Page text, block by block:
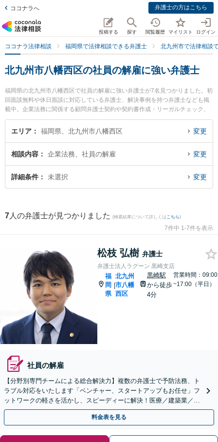
ココナラへ 弁護士の方はこちら
投稿する 探す 閲覧履歴 マイリスト ログイン
ココナラ法律相談 福岡県で法律相談できる弁護士 北九州市で法律相談
北九州市八幡西区の社員の解雇に強い弁護士
福岡県の北九州市八幡西区で社員の解雇に強い弁護士が7名見つかりました。初
回面談無料や休日面談に対応している弁護士、解決事例を持つ弁護士なども掲
載中。企業法務に関係する顧問弁護士契約や契約書作成・リーガルチェック、
雇用契約書・就業規則作成等の細かな分野での絞り込み検索もでき便利です。
特に弁護士法人ラグーン 黒崎支店の松枝 弘樹弁護士やおばら総合法律事務所の
間に発生した社員の解雇のトラブルを今すぐに弁護士に相談したい』『社員の
解雇のトラブル解決の実績豊富な近くの弁護士を検索したい』『初回相談無料
で社員の解雇を法律相談できる北九州市八幡西区内の弁護士に相談予約した
エリア 福岡県、北九州市八幡西区 変更
相談内容 企業法務、社員の解雇 変更
詳細条件 未選択 変更
7 人の弁護士が見つかりました (検索結果について詳しくは こちら)
7件中 1-7件を表示
松枝 弘樹 弁護士
弁護士法人ラグーン 黒崎支店
福
岡
県
|
北九州
市八幡
西区
黒崎駅
から徒歩
4分
営業時間：09:00
~17:00（平日）
社員の解雇
【分野別専門チームによる総合解決力】複数の弁護士で予防法務、ト
ラブル対応をいたします「ベンチャー、スタートアップもお任せ」フ
ットワークの軽さを活かし、スピーディーに解決！医療／建築業／情
報通信／卸売業／製造業／不動産など、幅広い業種に対応
料金表を見る